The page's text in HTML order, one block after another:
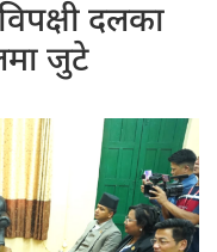
दलका
जुटे